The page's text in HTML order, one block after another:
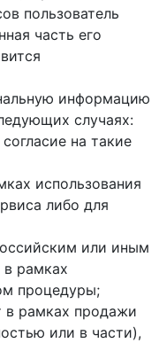
пользователь
часть его
информацию
случаях:
на такие
использования
либо для
или иным
рамках
процедуры;
в рамках продажи
или в части),